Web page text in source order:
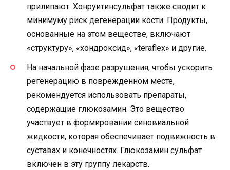
прилипают. Хонруитинсульфат также сводит к
минимуму риск дегенерации кости. Продукты,
основанные на этом веществе, включают
«структуру», «хондроксид», «teraflex» и другие.
На начальной фазе разрушения, чтобы ускорить
регенерацию в поврежденном месте,
рекомендуется использовать препараты,
содержащие глюкозамин. Это вещество
участвует в формировании синовиальной
жидкости, которая обеспечивает подвижность в
суставах и конечностях. Глюкозамин сульфат
включен в эту группу лекарств.